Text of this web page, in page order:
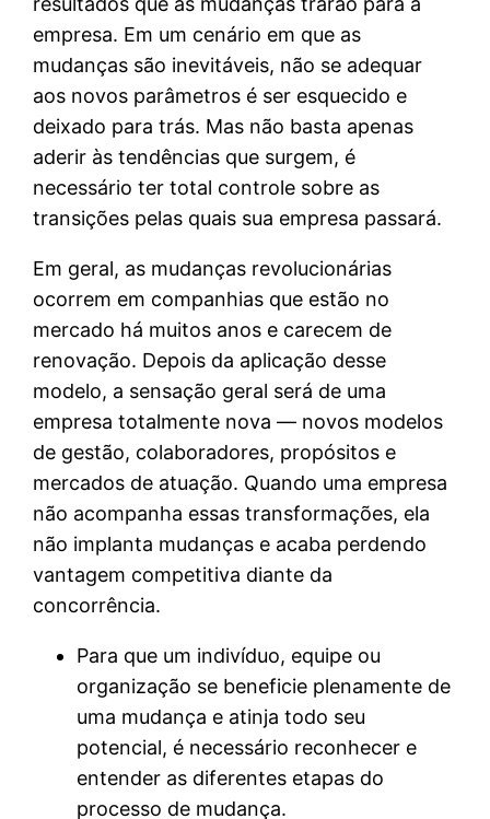
empresa. Em um cenário em que as
mudanças são inevitáveis, não se adequar
aos novos parâmetros é ser esquecido e
deixado para trás. Mas não basta apenas
aderir às tendências que surgem, é
necessário ter total controle sobre as
transições pelas quais sua empresa passará.
Em geral, as mudanças revolucionárias
ocorrem em companhias que estão no
mercado há muitos anos e carecem de
renovação. Depois da aplicação desse
modelo, a sensação geral será de uma
empresa totalmente nova — novos modelos
de gestão, colaboradores, propósitos e
mercados de atuação. Quando uma empresa
não acompanha essas transformações, ela
não implanta mudanças e acaba perdendo
vantagem competitiva diante da
concorrência.
Para que um indivíduo, equipe ou
organização se beneficie plenamente de
uma mudança e atinja todo seu
potencial, é necessário reconhecer e
entender as diferentes etapas do
processo de mudança.